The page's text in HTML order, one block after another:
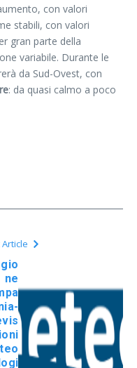
con valori
stabili, con valori
gran parte della
variabile. Durante le
da Sud-Ovest, con
: da quasi calmo a poco
ne
ioni